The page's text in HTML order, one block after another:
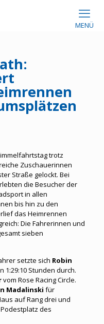
MENÜ
trotz
Zuschauerinnen
Straße gelockt. Bei
die Besucher der
in allen
bis hin zu den
das Heimrennen
Die Fahrerinnen und
sieben
setzte sich Robin
1:29:10 Stunden durch.
vom Rose Racing Circle.
Madalinski für
auf Rang drei und
des